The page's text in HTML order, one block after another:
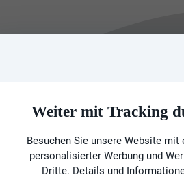
Weiter mit Tracking
Besuchen Sie unsere Website mit
personalisierter Werbung und
Dritte. Details und